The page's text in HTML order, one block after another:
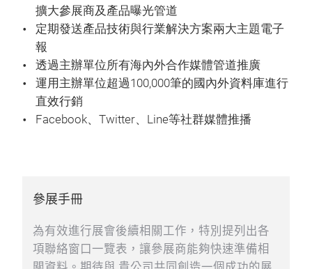
擴大參展商及產品曝光管道
定期發送產品技術與行業解決方案兩大主題電子
報
透過主辦單位所有海內外合作媒體管道推廣
運用主辦單位超過100,000筆的國內外資料庫進行
直效行銷
Facebook、Twitter、Line等社群媒體推播
參展手冊
為有效進行展會後續相關工作，特別提列出各
項聯絡窗口一覽表，讓參展商能夠快速準備相